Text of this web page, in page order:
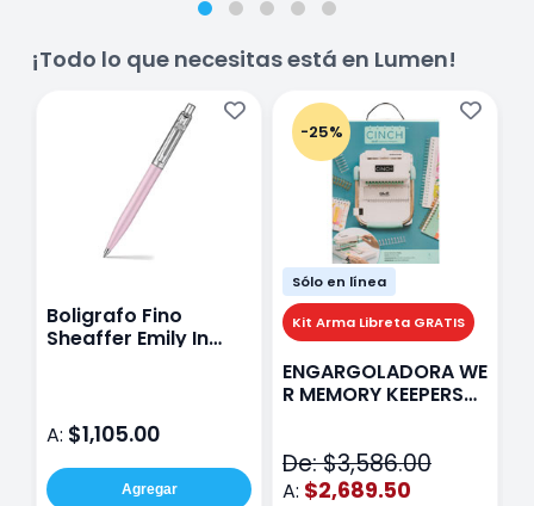
¡Todo lo que necesitas está en Lumen!
Boligrafo Fino
Sheaffer Emily In
A: $1,105.00
Agregar
-25%
Sólo en línea
Kit Arma Libreta GRATIS
ENGARGOLADORA WE
R MEMORY KEEPERS
De: $3,586.00
A: $2,689.50